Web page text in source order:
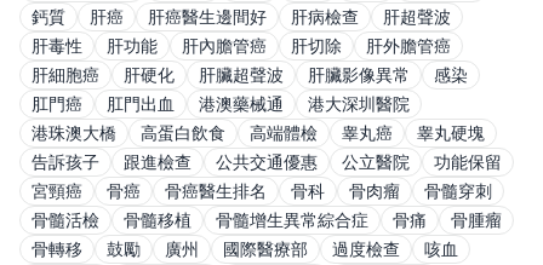
鈣質
肝癌 肝癌醫生邊間好 肝病檢查
肝超聲波
肝毒性
肝功能 肝內膽管癌 肝切除
肝外膽管癌
肝細胞癌
肝硬化 肝臟超聲波 肝臟影像異常
感染
肛門癌
肛門出血 港澳藥械通
港大深圳醫院
港珠澳大橋
高蛋白飲食 高端體檢 睾丸癌
睾丸硬塊
告訴孩子
跟進檢查 公共交通優惠 公立醫院
功能保留
宮頸癌
骨癌 骨癌醫生排名 骨科 骨肉瘤
骨髓穿刺
骨髓活檢
骨髓移植 骨髓增生異常綜合症 骨痛
骨腫瘤
骨轉移
鼓勵 廣州 國際醫療部 過度檢查
咳血